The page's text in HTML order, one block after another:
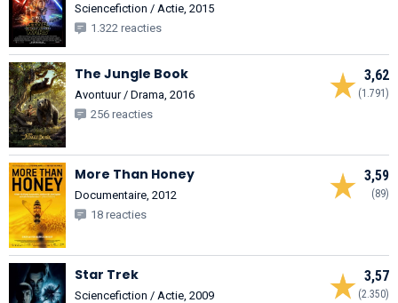
Sciencefiction / Actie, 2015
1.322 reacties
3,62
(1.791)
The Jungle Book
Avontuur / Drama, 2016
256 reacties
3,59
(89)
More Than Honey
Documentaire, 2012
18 reacties
3,57
(2.350)
Star Trek
Sciencefiction / Actie, 2009